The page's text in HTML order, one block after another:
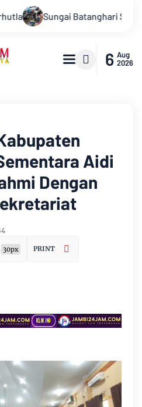
Air Bersih Tirta Mayang
6 Aug
2026
Aidi
Dengan
30px PRINT